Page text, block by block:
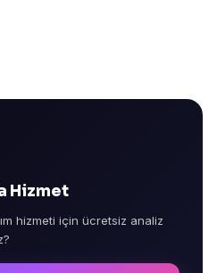
Hizmet
hizmeti için ücretsiz analiz